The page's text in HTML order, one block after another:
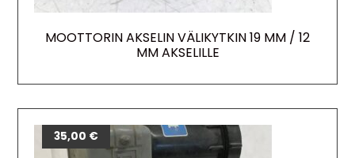
MOOTTORIN AKSELIN VÄLIKYTKIN 19 MM / 12
MM AKSELILLE
35,00 €